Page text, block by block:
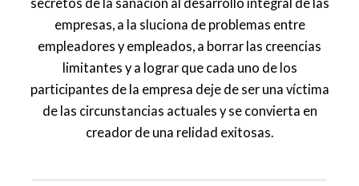
empresas, a la sluciona de problemas entre
empleadores y empleados, a borrar las creencias
limitantes y a lograr que cada uno de los
participantes de la empresa deje de ser una víctima
de las circunstancias actuales y se convierta en
creador de una relidad exitosas.